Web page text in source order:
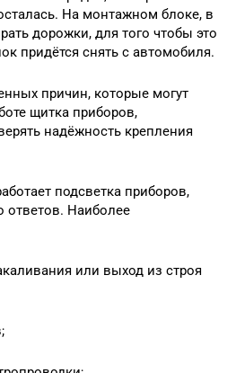
На монтажном блоке, в
дорожки, для того чтобы это
придётся снять с автомобиля.
причин, которые могут
щитка приборов,
надёжность крепления
подсветка приборов,
Наиболее
или выход из строя